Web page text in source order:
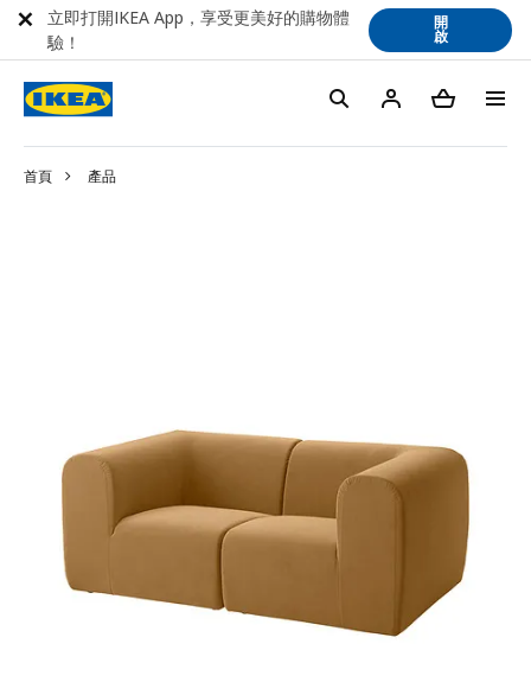
首頁 產品
立即打開IKEA App，享受更美好的購物體
驗！
開
啟